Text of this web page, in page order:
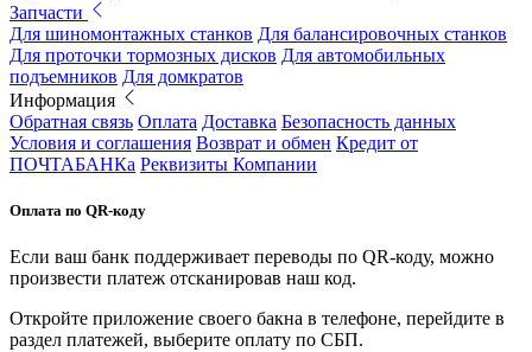
Запчасти
Для шиномонтажных станков Для балансировочных станков
Для проточки тормозных дисков Для автомобильных
подъемников Для домкратов
Информация
Обратная связь Оплата Доставка Безопасность данных
Условия и соглашения Возврат и обмен Кредит от
ПОЧТАБАНКа Реквизиты Компании
Оплата по QR-коду
Если ваш банк поддерживает переводы по QR-коду, можно
произвести платеж отсканировав наш код.
Откройте приложение своего бакна в телефоне, перейдите в
раздел платежей, выберите оплату по СБП.